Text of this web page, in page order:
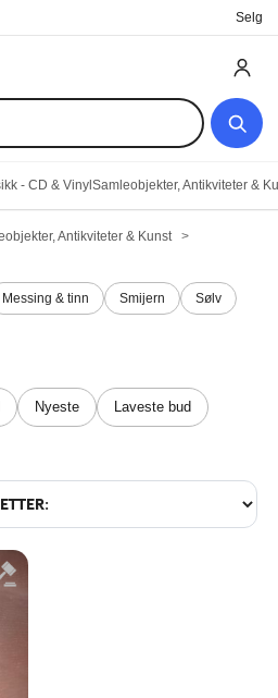
Selg
- CD & Vinyl Samleobjekter, Antikviteter &
Antikviteter & Kunst
>
Messing & tinn Smijern Sølv
Nyeste Laveste bud